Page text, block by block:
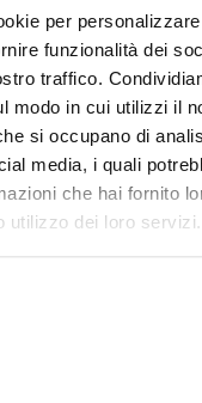
per
funzionalità dei
traffico.
modo in cui utilizzi il
si occupano di
media, i quali
che hai fornito
utilizzo dei loro servizi.
Game è il gioco da
4 giocatori che porta
villa Spencer.